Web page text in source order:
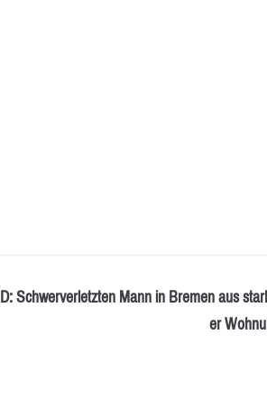
D: Schwerverletzten Mann in Bremen aus
er